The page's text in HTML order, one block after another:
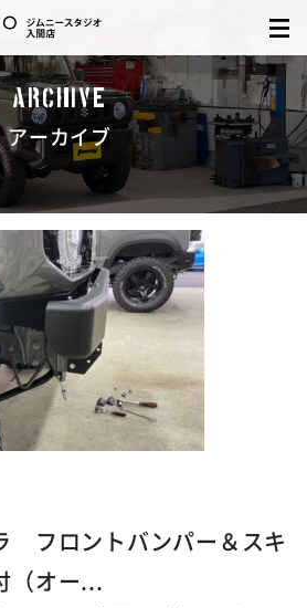
ARCHIVE
アーカイブ
フロントバンパー＆スキ
（オー...